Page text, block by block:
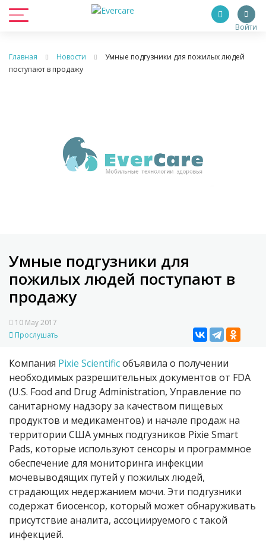
Войти
Главная Новости
Умные подгузники для пожилых людей
поступают в продажу
Умные подгузники для
пожилых людей поступают в
продажу
10 May 2017
Прослушать
Компания Pixie Scientificобъявила о получении
необходимых разрешительных документов от FDA
(U.S. Food and Drug Administration, Управление по
санитарному надзору за качеством пищевых
продуктов и медикаментов) и начале продаж на
территории США умных подгузников Pixie Smart
Pads, которые используют сенсоры и программное
обеспечение для мониторинга инфекции
мочевыводящих путей у пожилых людей,
страдающих недержанием мочи. Эти подгузники
содержат биосенсор, который может обнаруживать
присутствие аналита, ассоциируемого с такой
инфекцией.